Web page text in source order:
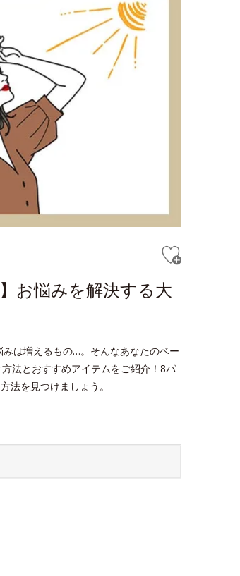
お悩みを解決する大
は増えるもの…。そんなあなたのベー
法とおすすめアイテムをご紹介！8パ
法を見つけましょう。